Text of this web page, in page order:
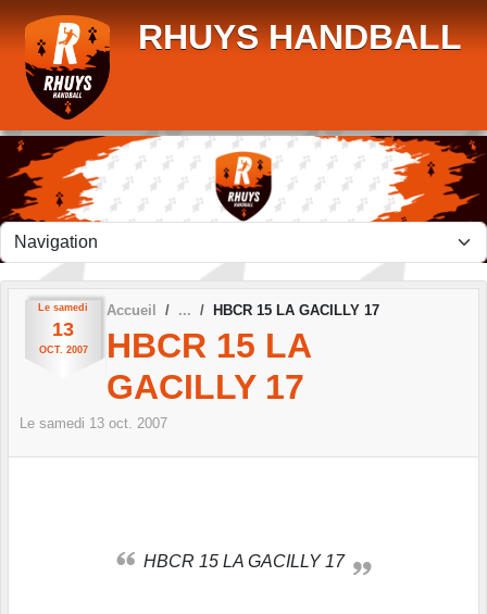
RHUYS HANDBALL
Le samedi
13
OCT. 2007
Accueil HBCR 15 LA GACILLY 17
HBCR 15 LA
GACILLY 17
Le samedi 13 oct. 2007
HBCR 15 LA GACILLY 17
Panneau de gestion des cookies